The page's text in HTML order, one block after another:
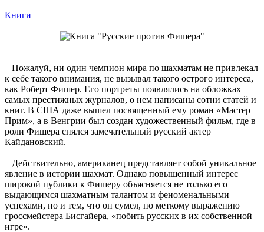
Книги
Пожалуй, ни один чемпион мира по шахматам не привлекал
к себе такого внимания, не вызывал такого острого интереса,
как Роберт Фишер. Его портреты появлялись на обложках
самых престижных журналов, о нем написаны сотни статей и
книг. В США даже вышел посвященный ему роман «Мастер
Прим», а в Венгрии был создан художественный фильм, где в
роли Фишера снялся замечательный русский актер
Кайдановский.
Действительно, американец представляет собой уникальное
явление в истории шахмат. Однако повышенный интерес
широкой публики к Фишеру объясняется не только его
выдающимся шахматным талантом и феноменальными
успехами, но и тем, что он сумел, по меткому выражению
гроссмейстера Бисгайера, «побить русских в их собственной
игре».